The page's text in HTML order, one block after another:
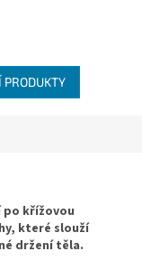
křížovou
které slouží
držení těla.